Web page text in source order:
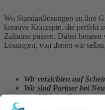
Wo Standardlösungen an ihre
kreative Konzepte, die perfekt
Zuhause passen. Dabei
Lösungen, von denen wir
Wir verzichten auf
Wir sind Partner bei
von Möbeln,